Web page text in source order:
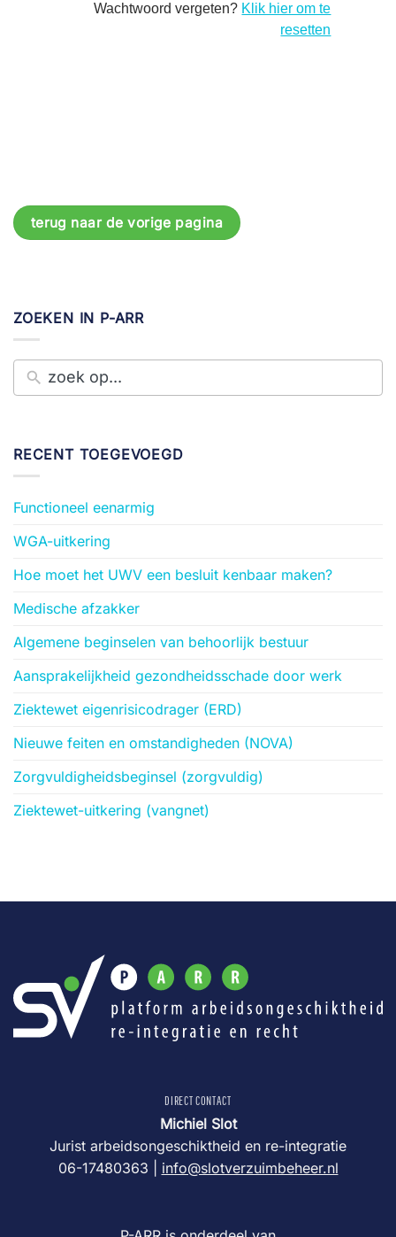
ZOEKEN IN P-ARR
RECENT TOEGEVOEGD
Functioneel eenarmig
WGA-uitkering
Hoe moet het UWV een besluit kenbaar maken?
Medische afzakker
Algemene beginselen van behoorlijk bestuur
Aansprakelijkheid gezondheidsschade door werk
Ziektewet eigenrisicodrager (ERD)
Nieuwe feiten en omstandigheden (NOVA)
Zorgvuldigheidsbeginsel (zorgvuldig)
Ziektewet-uitkering (vangnet)
Wachtwoord vergeten? Klik hier om te
resetten
terug naar de vorige pagina
DIRECT CONTACT
Michiel Slot
Jurist arbeidsongeschiktheid en re-integratie
06-17480363 | info@slotverzuimbeheer.nl